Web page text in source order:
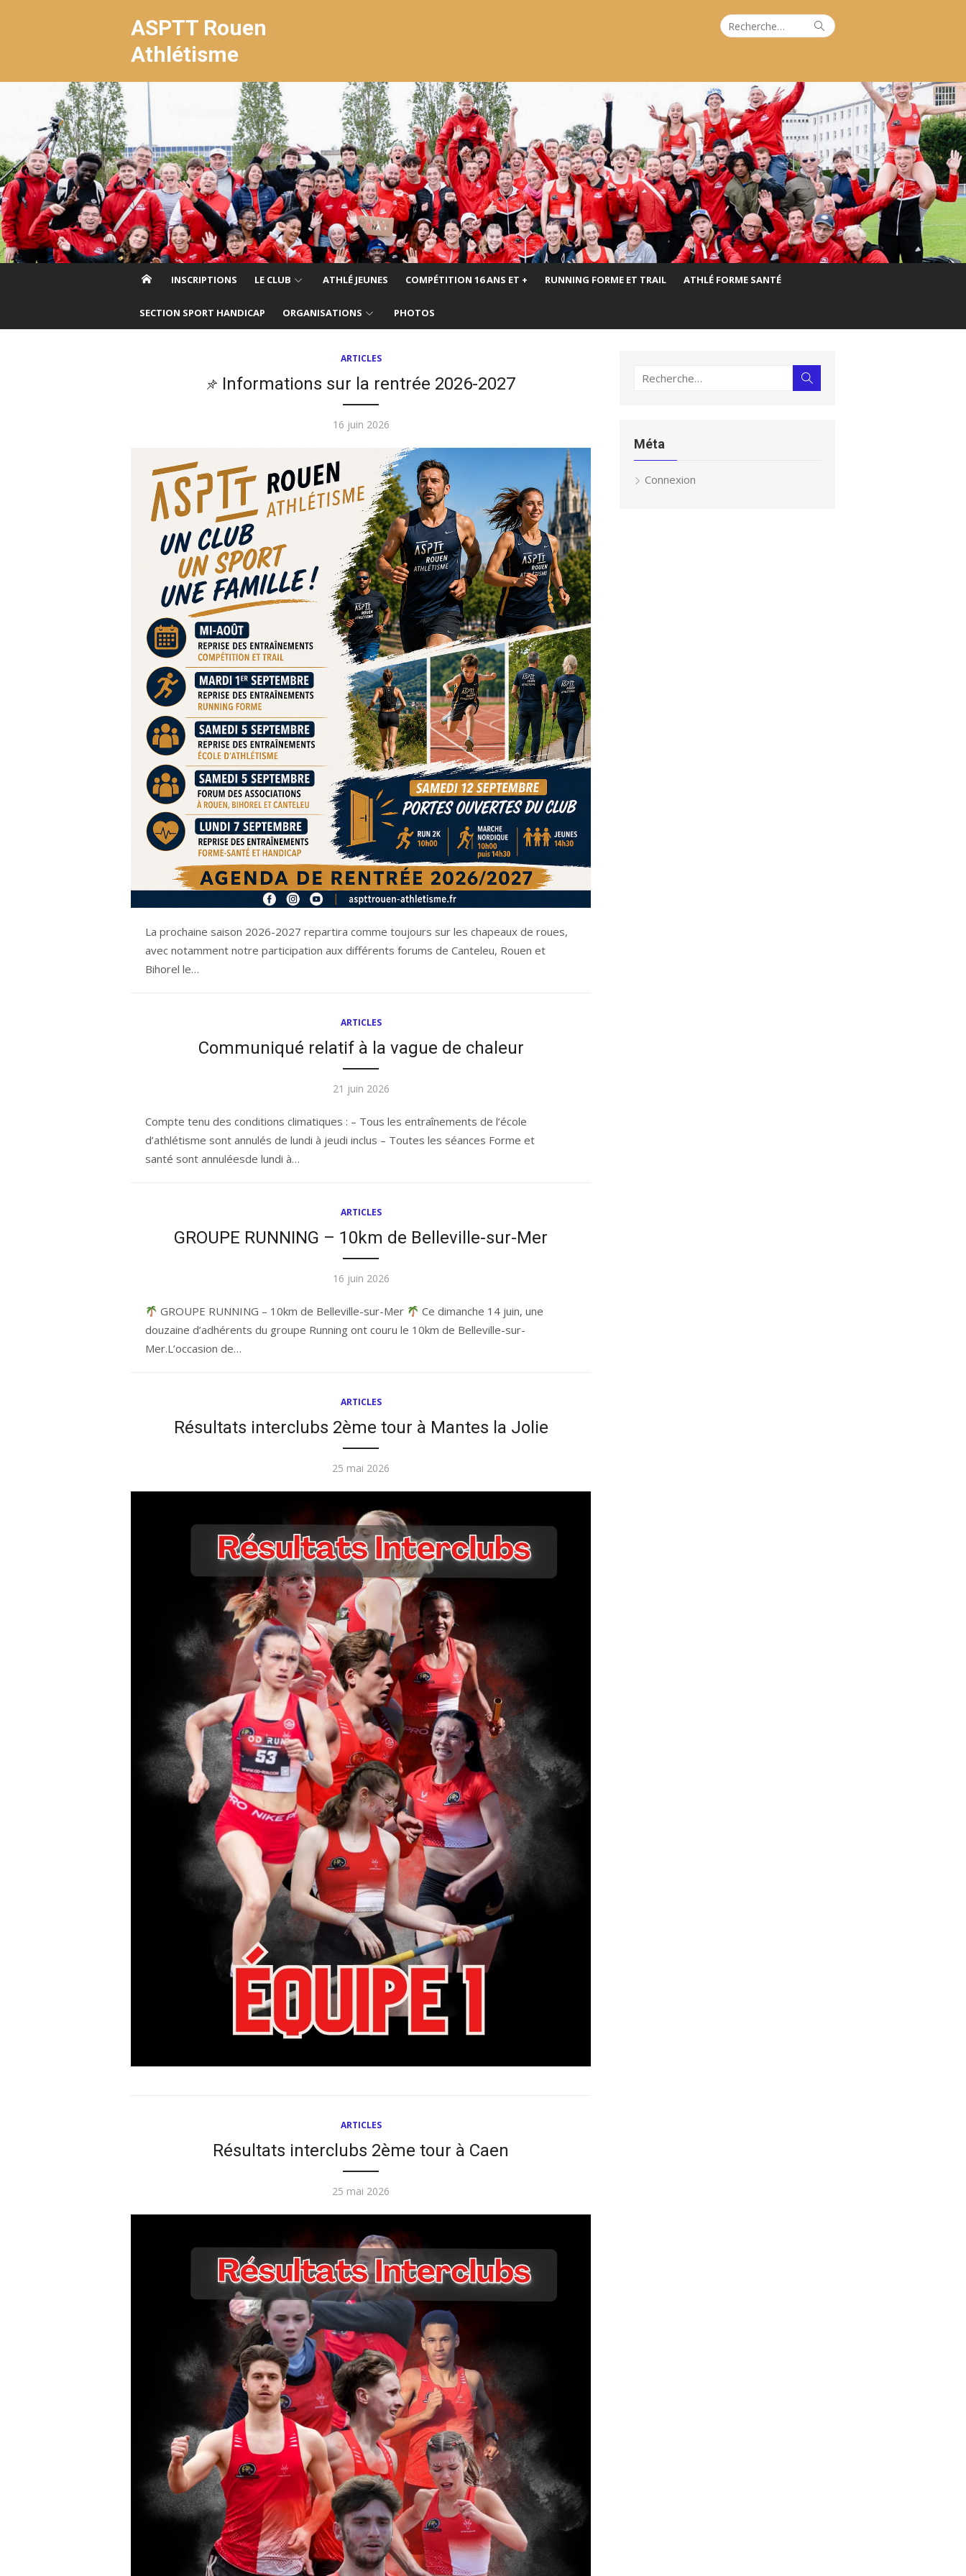
ASPTT Rouen
Athlétisme
Recherche
pour :
Rechercher
INSCRIPTIONS LE CLUB ATHLÉ JEUNES COMPÉTITION 16 ANS ET + RUNNING FORME ET TRAIL ATHLÉ FORME SANTÉ
SECTION SPORT HANDICAP ORGANISATIONS PHOTOS
ARTICLES
Informations sur la rentrée 2026-2027
Publié
16 juin 2026
La prochaine saison 2026-2027 repartira comme toujours sur les chapeaux de roues,
avec notamment notre participation aux différents forums de Canteleu, Rouen et
Bihorel le…
ARTICLES
Communiqué relatif à la vague de chaleur
Publié
21 juin 2026
Compte tenu des conditions climatiques : – Tous les entraînements de l’école
d’athlétisme sont annulés de lundi à jeudi inclus – Toutes les séances Forme et
santé sont annuléesde lundi à…
ARTICLES
GROUPE RUNNING – 10km de Belleville-sur-Mer
Publié
16 juin 2026
GROUPE RUNNING – 10km de Belleville-sur-Mer
Ce dimanche 14 juin, une
douzaine d’adhérents du groupe Running ont couru le 10km de Belleville-sur-
Mer.L’occasion de…
ARTICLES
Résultats interclubs 2ème tour à Mantes la Jolie
Publié
25 mai 2026
ARTICLES
Résultats interclubs 2ème tour à Caen
Publié
25 mai 2026
Recherche
Méta
Connexion